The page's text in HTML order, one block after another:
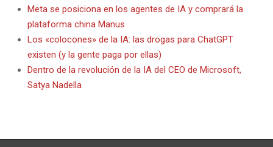
Meta se posiciona en los agentes de IA y comprará la
plataforma china Manus
Los «colocones» de la IA: las drogas para ChatGPT
existen (y la gente paga por ellas)
Dentro de la revolución de la IA del CEO de Microsoft,
Satya Nadella